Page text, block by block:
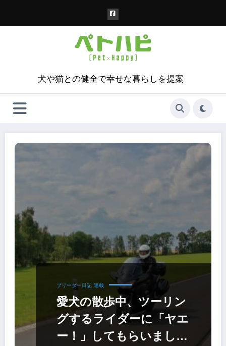
犬や猫との健全で幸せな暮らしを提案
ブリーダー日記 連載
愛犬の散歩中、ツーリン
グするライダーに「ヤエ
ー！」してもらいました